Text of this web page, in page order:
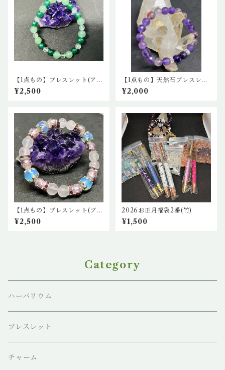
【1点もの】ブレスレット(アベ
ンチュリン2種、グリーンフロ
ーライト)
¥2,500
【1点もの】天然石ブレスレッ
ト(ケープアメジスト、カット
アメジスト、アメジスト)
¥2,000
【1点もの】ブレスレット(ブル
ームーンストーン、蛍石(ピン
ク)、ローズクオーツ)
¥2,500
2026お正月福袋2番(竹)
¥1,500
Category
ハーバリウム
ブレスレット
チャーム